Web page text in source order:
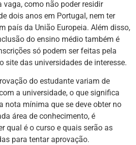
vaga, como não poder residir
dois anos em Portugal, nem ter
país da União Europeia. Além disso,
do ensino médio também é
só podem ser feitas pela
site das universidades de interesse.
do estudante variam de
a universidade, o que significa
nota mínima que se deve obter no
área de conhecimento, é
qual é o curso e quais serão as
para tentar aprovação.